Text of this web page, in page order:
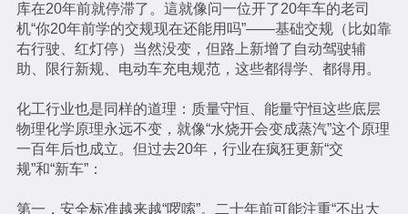
库在20年前就停滞了。這就像问一位开了20年车的老司
机“你20年前学的交规现在还能用吗”——基础交规（比如靠
右行驶、红灯停）当然没变，但路上新增了自动驾驶辅
助、限行新规、电动车充电规范，这些都得学、都得用。
化工行业也是同样的道理：质量守恒、能量守恒这些底层
物理化学原理永远不变，就像“水烧开会变成蒸汽”这个原理
一百年后也成立。但过去20年，行业在疯狂更新“交
规”和“新车”：
第一，安全标准越来越“啰嗦”。二十年前可能注重“不出大